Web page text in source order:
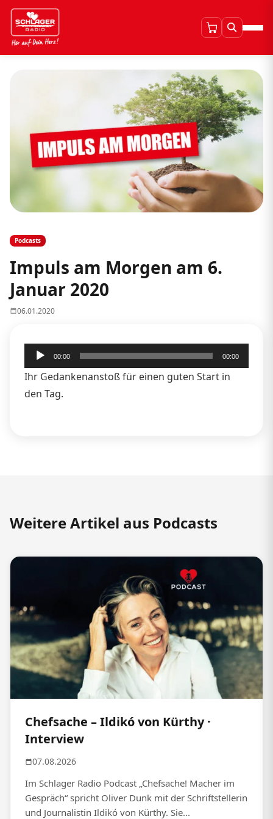
Podcasts
Impuls am Morgen am 6.
Januar 2020
06.01.2020
Audio-
Player
00:00 00:00
Ihr Gedankenanstoß für einen guten Start in
den Tag.
Weitere Artikel aus Podcasts
Chefsache – Ildikó von Kürthy ·
Interview
07.08.2026
Im Schlager Radio Podcast „Chefsache! Macher im
Gespräch“ spricht Oliver Dunk mit der Schriftstellerin
und Journalistin Ildikó von Kürthy. Sie...